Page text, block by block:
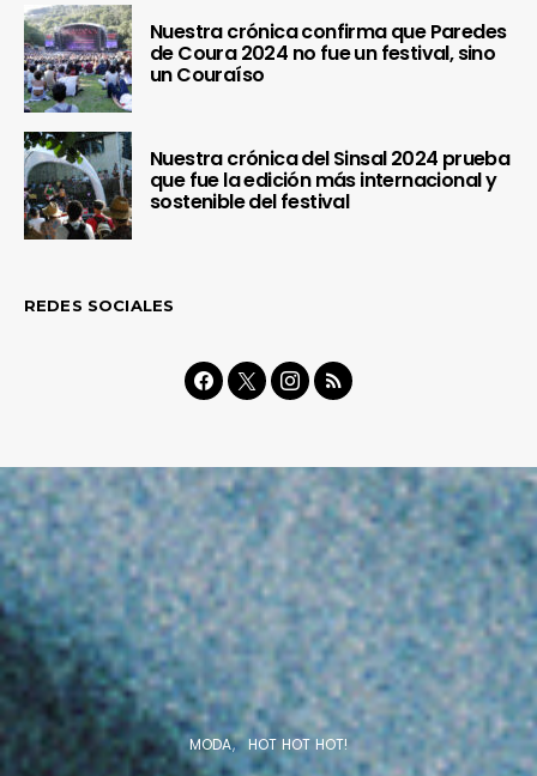
Nuestra crónica confirma que Paredes
de Coura 2024 no fue un festival, sino
un Couraíso
Nuestra crónica del Sinsal 2024 prueba
que fue la edición más internacional y
sostenible del festival
REDES SOCIALES
MODA HOT HOT HOT!